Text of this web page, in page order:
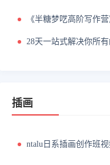
28天一站式解决你所
插画
ntalu日系插画创作班